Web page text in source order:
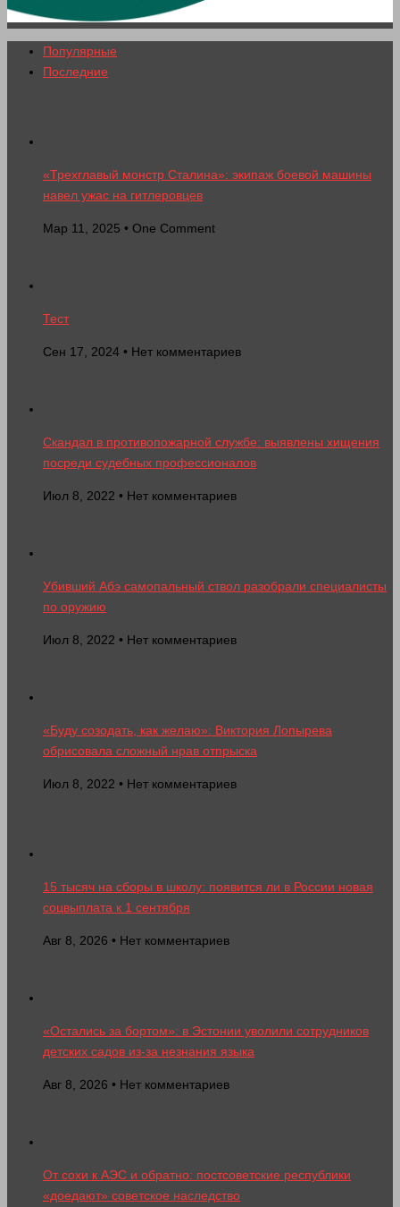
Популярные
Последние
«Трехглавый монстр Сталина»: экипаж боевой машины
навел ужас на гитлеровцев
Мар 11, 2025 • One Comment
Тест
Сен 17, 2024 • Нет комментариев
Скандал в противопожарной службе: выявлены хищения
посреди судебных профессионалов
Июл 8, 2022 • Нет комментариев
Убивший Абэ самопальный ствол разобрали специалисты
по оружию
Июл 8, 2022 • Нет комментариев
«Буду созодать, как желаю»: Виктория Лопырева
обрисовала сложный нрав отпрыска
Июл 8, 2022 • Нет комментариев
15 тысяч на сборы в школу: появится ли в России новая
соцвыплата к 1 сентября
Авг 8, 2026 • Нет комментариев
«Остались за бортом»: в Эстонии уволили сотрудников
детских садов из-за незнания языка
Авг 8, 2026 • Нет комментариев
От сохи к АЭС и обратно: постсоветские республики
«доедают» советское наследство